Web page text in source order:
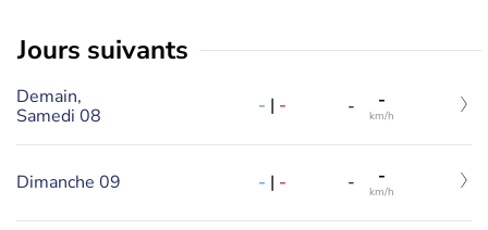
jours suivants
Demain,
Samedi 08
- | - - -
km/h
Dimanche 09 - | - - -
km/h